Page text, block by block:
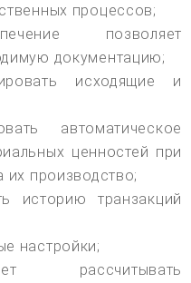
процессов;
позволяет
документацию;
исходящие и
автоматическое
ценностей при
их производство;
историю транзакций
настройки;
рассчитывать